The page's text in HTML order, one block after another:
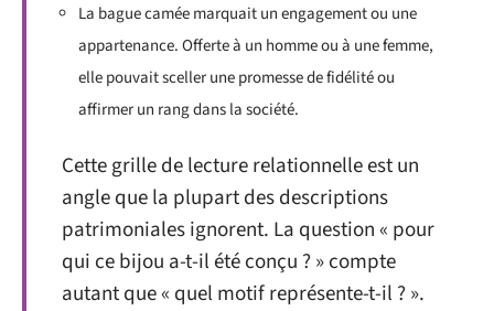
La bague camée marquait un engagement ou une
appartenance. Offerte à un homme ou à une femme,
elle pouvait sceller une promesse de fidélité ou
affirmer un rang dans la société.
Cette grille de lecture relationnelle est un
angle que la plupart des descriptions
patrimoniales ignorent. La question « pour
qui ce bijou a-t-il été conçu ? » compte
autant que « quel motif représente-t-il ? ».